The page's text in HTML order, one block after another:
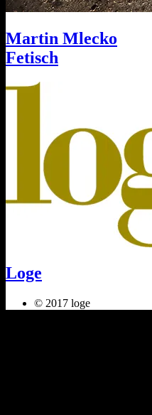
Martin Mlecko
Fetisch
Loge
© 2017 loge